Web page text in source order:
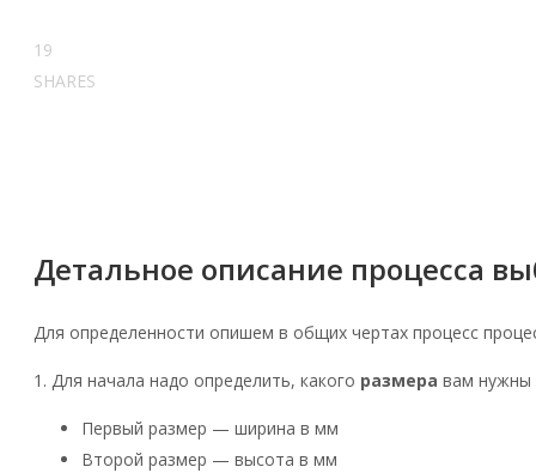
19
SHARES
Детальное описание процесса
Для определенности опишем в общих чертах процесс
1. Для начала надо определить, какого размера вам нужны
Первый размер — ширина в мм
Второй размер — высота в мм